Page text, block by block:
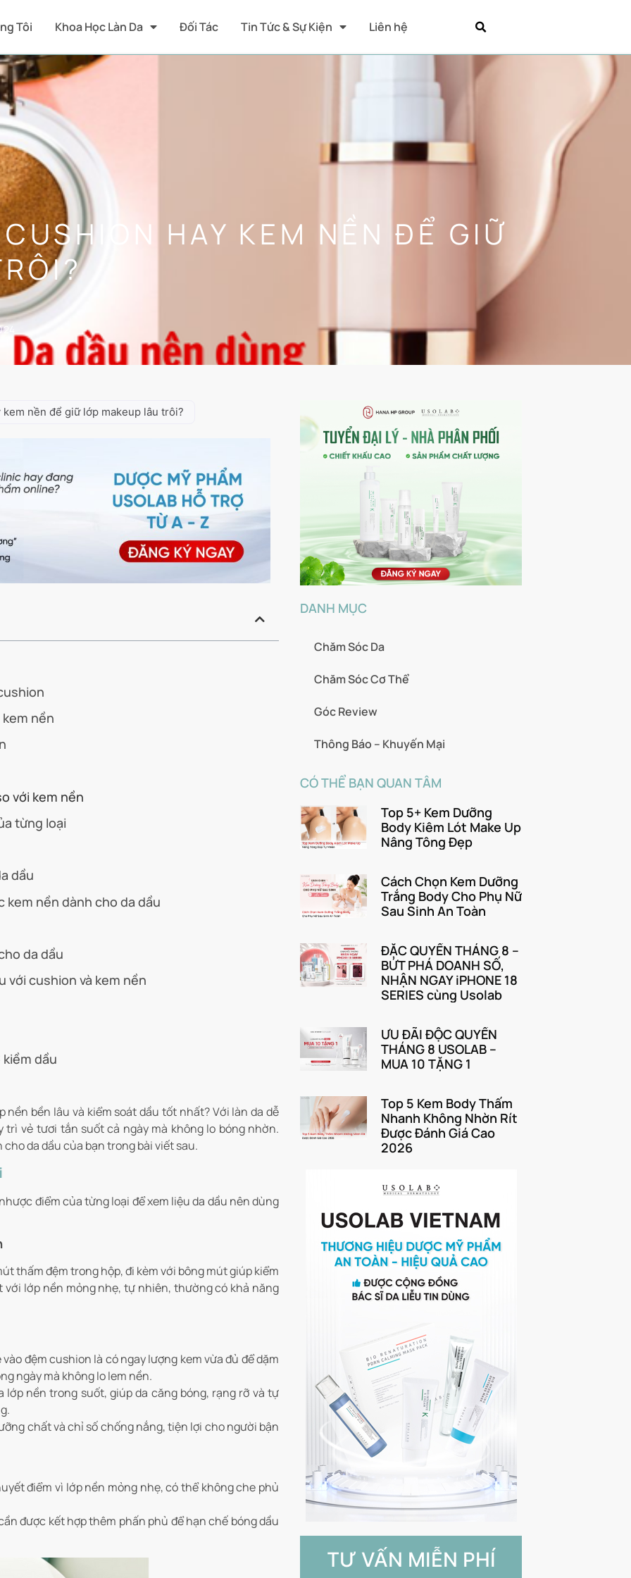
Tôi Khoa Học Làn Da Đối Tác Tin Tức & Sự Kiện Liên hệ
HAY KEM NỀN ĐỂ GIỮ
nền để giữ lớp makeup lâu trôi?
nền
với kem nền
từng loại
dầu
nền dành cho da dầu
da dầu
với cushion và kem nền
dầu
nền bền lâu và kiểm soát dầu tốt nhất? Với làn da dễ
vẻ tươi tắn suốt cả ngày mà không lo bóng nhờn.
da dầu của bạn trong bài viết sau.
điểm của từng loại để xem liệu da dầu nên dùng
thấm đệm trong hộp, đi kèm với bông mút giúp kiểm
với lớp nền mỏng nhẹ, tự nhiên, thường có khả năng
đệm cushion là có ngay lượng kem vừa đủ để dặm
ngày mà không lo lem nền.
nền trong suốt, giúp da căng bóng, rạng rỡ và tự
chất và chỉ số chống nắng, tiện lợi cho người bận
điểm vì lớp nền mỏng nhẹ, có thể không che phủ
được kết hợp thêm phấn phủ để hạn chế bóng dầu
DANH MỤC
Chăm Sóc Da
Chăm Sóc Cơ Thể
Góc Review
Thông Báo – Khuyến Mại
CÓ THỂ BẠN QUAN TÂM
Top 5+ Kem Dưỡng
Body Kiêm Lót Make Up
Nâng Tông Đẹp
Cách Chọn Kem Dưỡng
Trắng Body Cho Phụ Nữ
Sau Sinh An Toàn
ĐẶC QUYỀN THÁNG 8 –
BỨT PHÁ DOANH SỐ,
NHẬN NGAY iPHONE 18
SERIES cùng Usolab
ƯU ĐÃI ĐỘC QUYỀN
THÁNG 8 USOLAB –
MUA 10 TẶNG 1
Top 5 Kem Body Thấm
Nhanh Không Nhờn Rít
Được Đánh Giá Cao
2026
TƯ VẤN MIỄN PHÍ